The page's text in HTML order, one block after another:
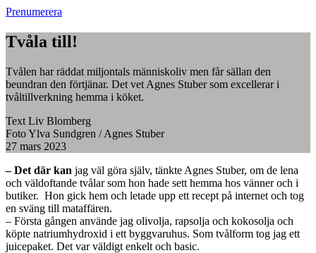
Prenumerera
Tvåla till!
Tvålen har räddat miljontals människoliv men får sällan den
beundran den förtjänar. Det vet Agnes Stuber som excellerar i
tvåltillverkning hemma i köket.
Text Liv Blomberg
FotoYlva Sundgren /Agnes Stuber
27 mars 2023
– Det där kan jag väl göra själv, tänkte Agnes Stuber, om de lena
och väldoftande tvålar som hon hade sett hemma hos vänner och i
butiker. Hon gick hem och letade upp ett recept på internet och tog
en sväng till mataffären.
– Första gången använde jag olivolja, rapsolja och kokosolja och
köpte natriumhydroxid i ett byggvaruhus. Som tvålform tog jag ett
juicepaket. Det var väldigt enkelt och basic.